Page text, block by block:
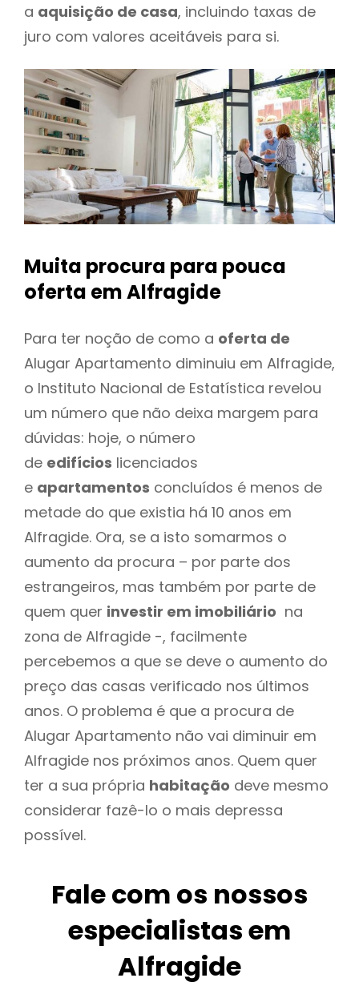
a aquisição de casa, incluindo taxas de
juro com valores aceitáveis para si.
Muita procura para pouca
oferta em Alfragide
Para ter noção de como a oferta de
Alugar Apartamento diminuiu em Alfragide,
o Instituto Nacional de Estatística revelou
um número que não deixa margem para
dúvidas: hoje, o número
de edifícios licenciados
e apartamentos concluídos é menos de
metade do que existia há 10 anos em
Alfragide. Ora, se a isto somarmos o
aumento da procura – por parte dos
estrangeiros, mas também por parte de
quem quer investir em imobiliário na
zona de Alfragide -, facilmente
percebemos a que se deve o aumento do
preço das casas verificado nos últimos
anos. O problema é que a procura de
Alugar Apartamento não vai diminuir em
Alfragide nos próximos anos. Quem quer
ter a sua própria habitação deve mesmo
considerar fazê-lo o mais depressa
possível.
Fale com os nossos
especialistas em
Alfragide